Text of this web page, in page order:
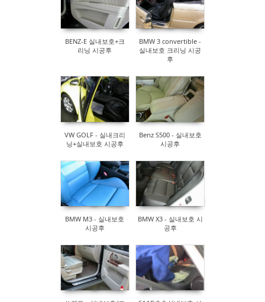
BENZ-E 실내보호+크
리닝 시공후
BMW 3 convertible -
실내보호 크리닝 시공
후
VW GOLF - 실내크리
닝+실내보호 시공후
Benz S500 - 실내보호
시공후
BMW M3 - 실내보호
시공후
BMW X3 - 실내보호 시
공후